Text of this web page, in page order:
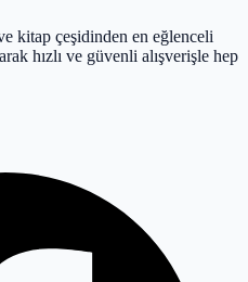
kitap çeşidinden en eğlenceli
hızlı ve güvenli alışverişle hep